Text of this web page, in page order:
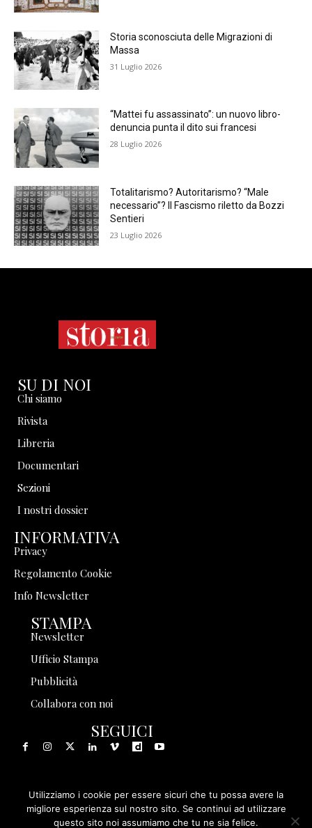
Storia sconosciuta delle Migrazioni di
Massa
31 Luglio 2026
“Mattei fu assassinato”: un nuovo libro-
denuncia punta il dito sui francesi
28 Luglio 2026
Totalitarismo? Autoritarismo? “Male
necessario”? Il Fascismo riletto da Bozzi
Sentieri
23 Luglio 2026
SU DI NOI
Chi siamo
Rivista
Libreria
Documentari
Sezioni
I nostri dossier
INFORMATIVA
Privacy
Regolamento Cookie
Info Newsletter
STAMPA
Newsletter
Ufficio Stampa
Pubblicità
Collabora con noi
SEGUICI
© 1999 - 2025 Storia in Rete Srl - Tutti i diritti riservati - P.
IVA 08570971005
Utilizziamo i cookie per essere sicuri che tu possa avere la
migliore esperienza sul nostro sito. Se continui ad utilizzare
questo sito noi assumiamo che tu ne sia felice.